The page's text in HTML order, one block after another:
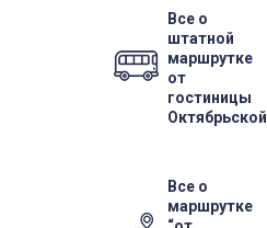
Все о
штатной
маршрутке
от
гостиницы
Октябрьской
Все о
маршрутке